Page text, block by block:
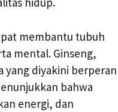
membantu tubuh
mental. Ginseng,
yang diyakini berperan
bahwa
energi, dan